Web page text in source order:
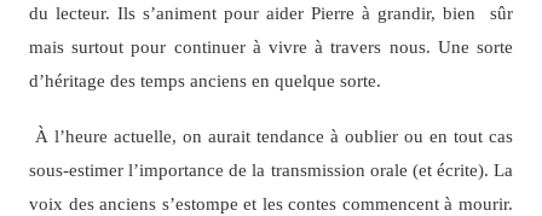
du lecteur. Ils s’animent pour aider Pierre à grandir, bien sûr
mais surtout pour continuer à vivre à travers nous. Une sorte
d’héritage des temps anciens en quelque sorte.
À l’heure actuelle, on aurait tendance à oublier ou en tout cas
sous-estimer l’importance de la transmission orale (et écrite). La
voix des anciens s’estompe et les contes commencent à mourir.